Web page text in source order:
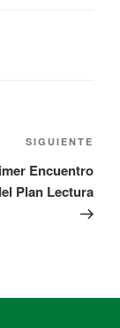
SIGUIENTE
Encuentro
Plan Lectura